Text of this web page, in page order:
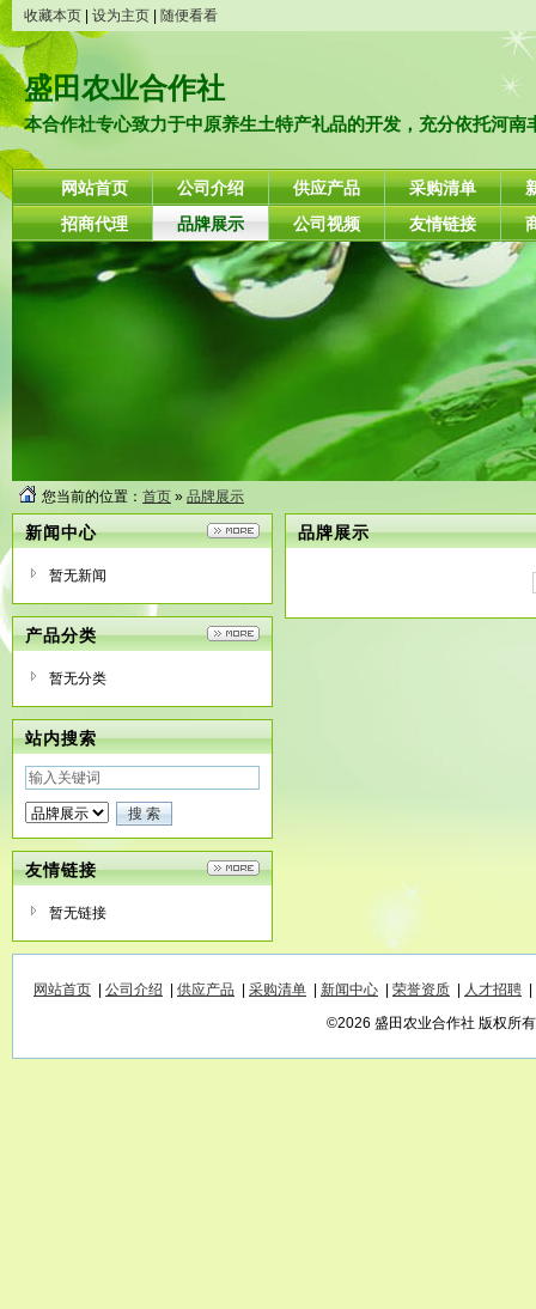
收藏本页 设为主页 随便看看
盛田农业合作社
本合作社专心致力于中原养生土特产礼品的开发，充分依托河南
网站首页 公司介绍 供应产品 采购清单
招商代理
品牌展示 公司视频 友情链接
您当前的位置： 首页 » 品牌展示
新闻中心
暂无新闻
产品分类
暂无分类
站内搜索
友情链接
暂无链接
品牌展示
网站首页 公司介绍 供应产品 采购清单 新闻中心 荣誉资质 人才招聘
©2026 盛田农业合作社 版权所